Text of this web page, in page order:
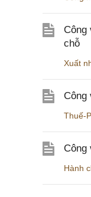
Công
chỗ
Xuất
Công
Thuế-
Công
Hành